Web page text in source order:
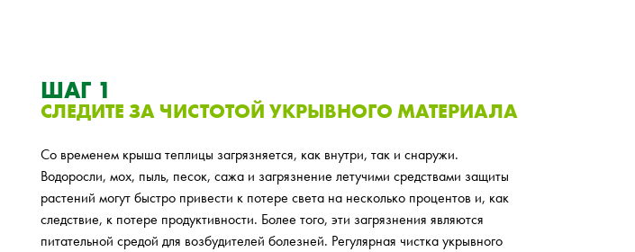
ШАГ 1
СЛЕДИТЕ ЗА ЧИСТОТОЙ УКРЫВНОГО МАТЕРИАЛА
Со временем крыша теплицы загрязняется, как внутри, так и снаружи.
Водоросли, мох, пыль, песок, сажа и загрязнение летучими средствами защиты
растений могут быстро привести к потере света на несколько процентов и, как
следствие, к потере продуктивности. Более того, эти загрязнения являются
питательной средой для возбудителей болезней. Регулярная чистка укрывного